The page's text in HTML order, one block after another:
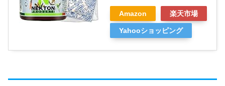
Amazon 楽天市場
Yahooショッピング